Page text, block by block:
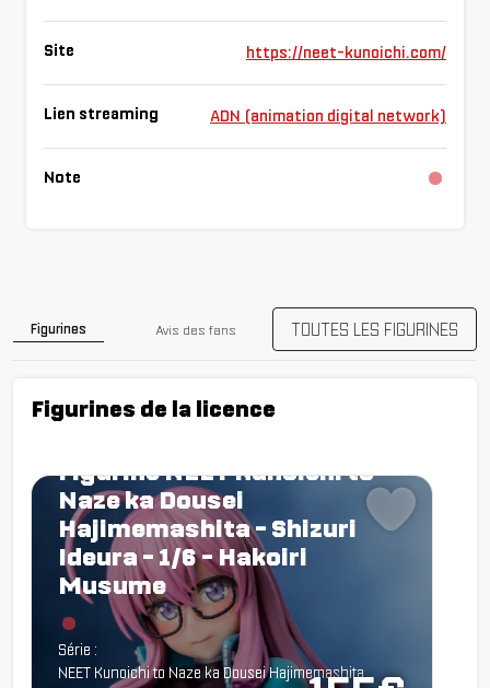
Site https://neet-kunoichi.com/
Lien streaming ADN (animation digital network)
Note
Figurines Avis des fans TOUTES LES FIGURINES
Figurines de la licence
Figurine NEET Kunoichi to
Naze ka Dousei
Hajimemashita - Shizuri
Ideura - 1/6 - Hakoiri
Musume
Chargement...
Série :
NEET Kunoichi to Naze ka Dousei Hajimemashita